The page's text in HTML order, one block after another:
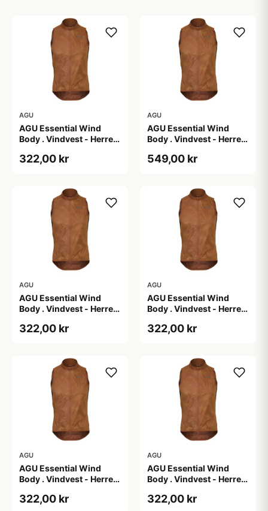
AGU
AGU Essential Wind
Body . Vindvest - Herre -
322,00 kr
AGU
AGU Essential Wind
Body . Vindvest - Herre -
549,00 kr
AGU
AGU Essential Wind
Body . Vindvest - Herre -
322,00 kr
AGU
AGU Essential Wind
Body . Vindvest - Herre -
322,00 kr
AGU
AGU Essential Wind
Body . Vindvest - Herre -
322,00 kr
AGU
AGU Essential Wind
Body . Vindvest - Herre -
322,00 kr